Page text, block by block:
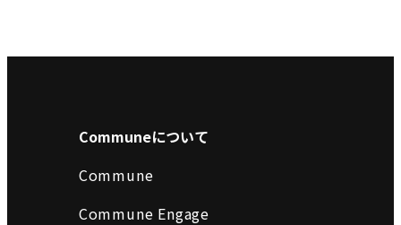
Communeについて
Commune
Commune Engage